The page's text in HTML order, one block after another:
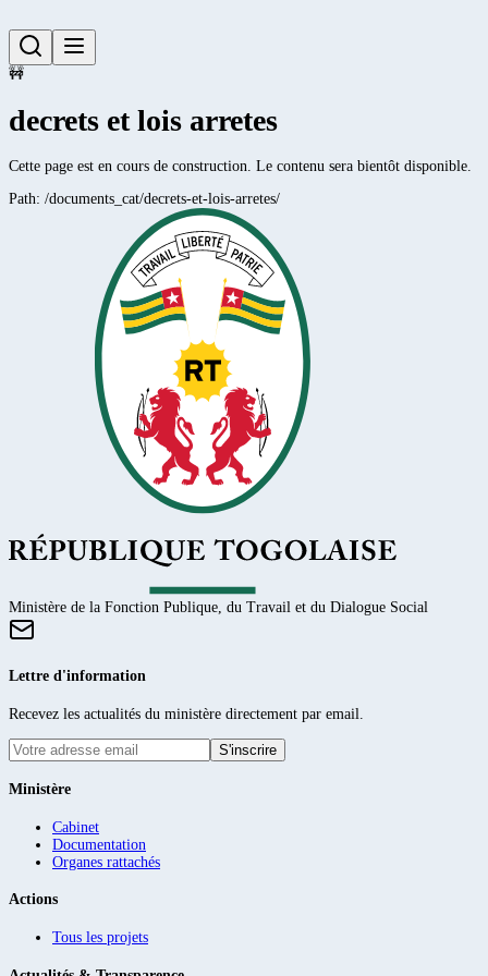
🚧
decrets et lois arretes
Cette page est en cours de construction. Le contenu sera bientôt disponible.
Path: /documents_cat/decrets-et-lois-arretes/
Ministère de la Fonction Publique, du Travail et du Dialogue Social
Lettre d'information
Recevez les actualités du ministère directement par email.
S'inscrire
Ministère
Cabinet
Documentation
Organes rattachés
Actions
Tous les projets